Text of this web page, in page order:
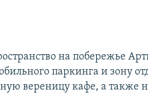
на побережье
паркинга и зону
вереницу кафе, а также